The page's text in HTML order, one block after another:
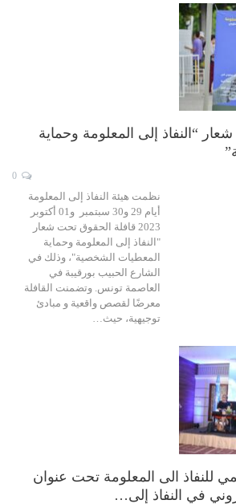
“النفاذ إلى المعلومة وحماية
نظمت هيئة النفاذ إلى المعلومة
أيام 29 و30 سبتمبر و01 أكتوبر
2023 قافلة الحقوق تحت شعار
"النفاذ إلى المعلومة وحماية
المعطيات الشخصية"، وذلك في
الشارع الحبيب بورقيبة في
العاصمة تونس. وتضمنت القافلة
معرضًا لقصص واقعية و مبادئ
توجيهية، حيث…
للنفاذ الى المعلومة تحت عنوان
في النفاذ إلى…